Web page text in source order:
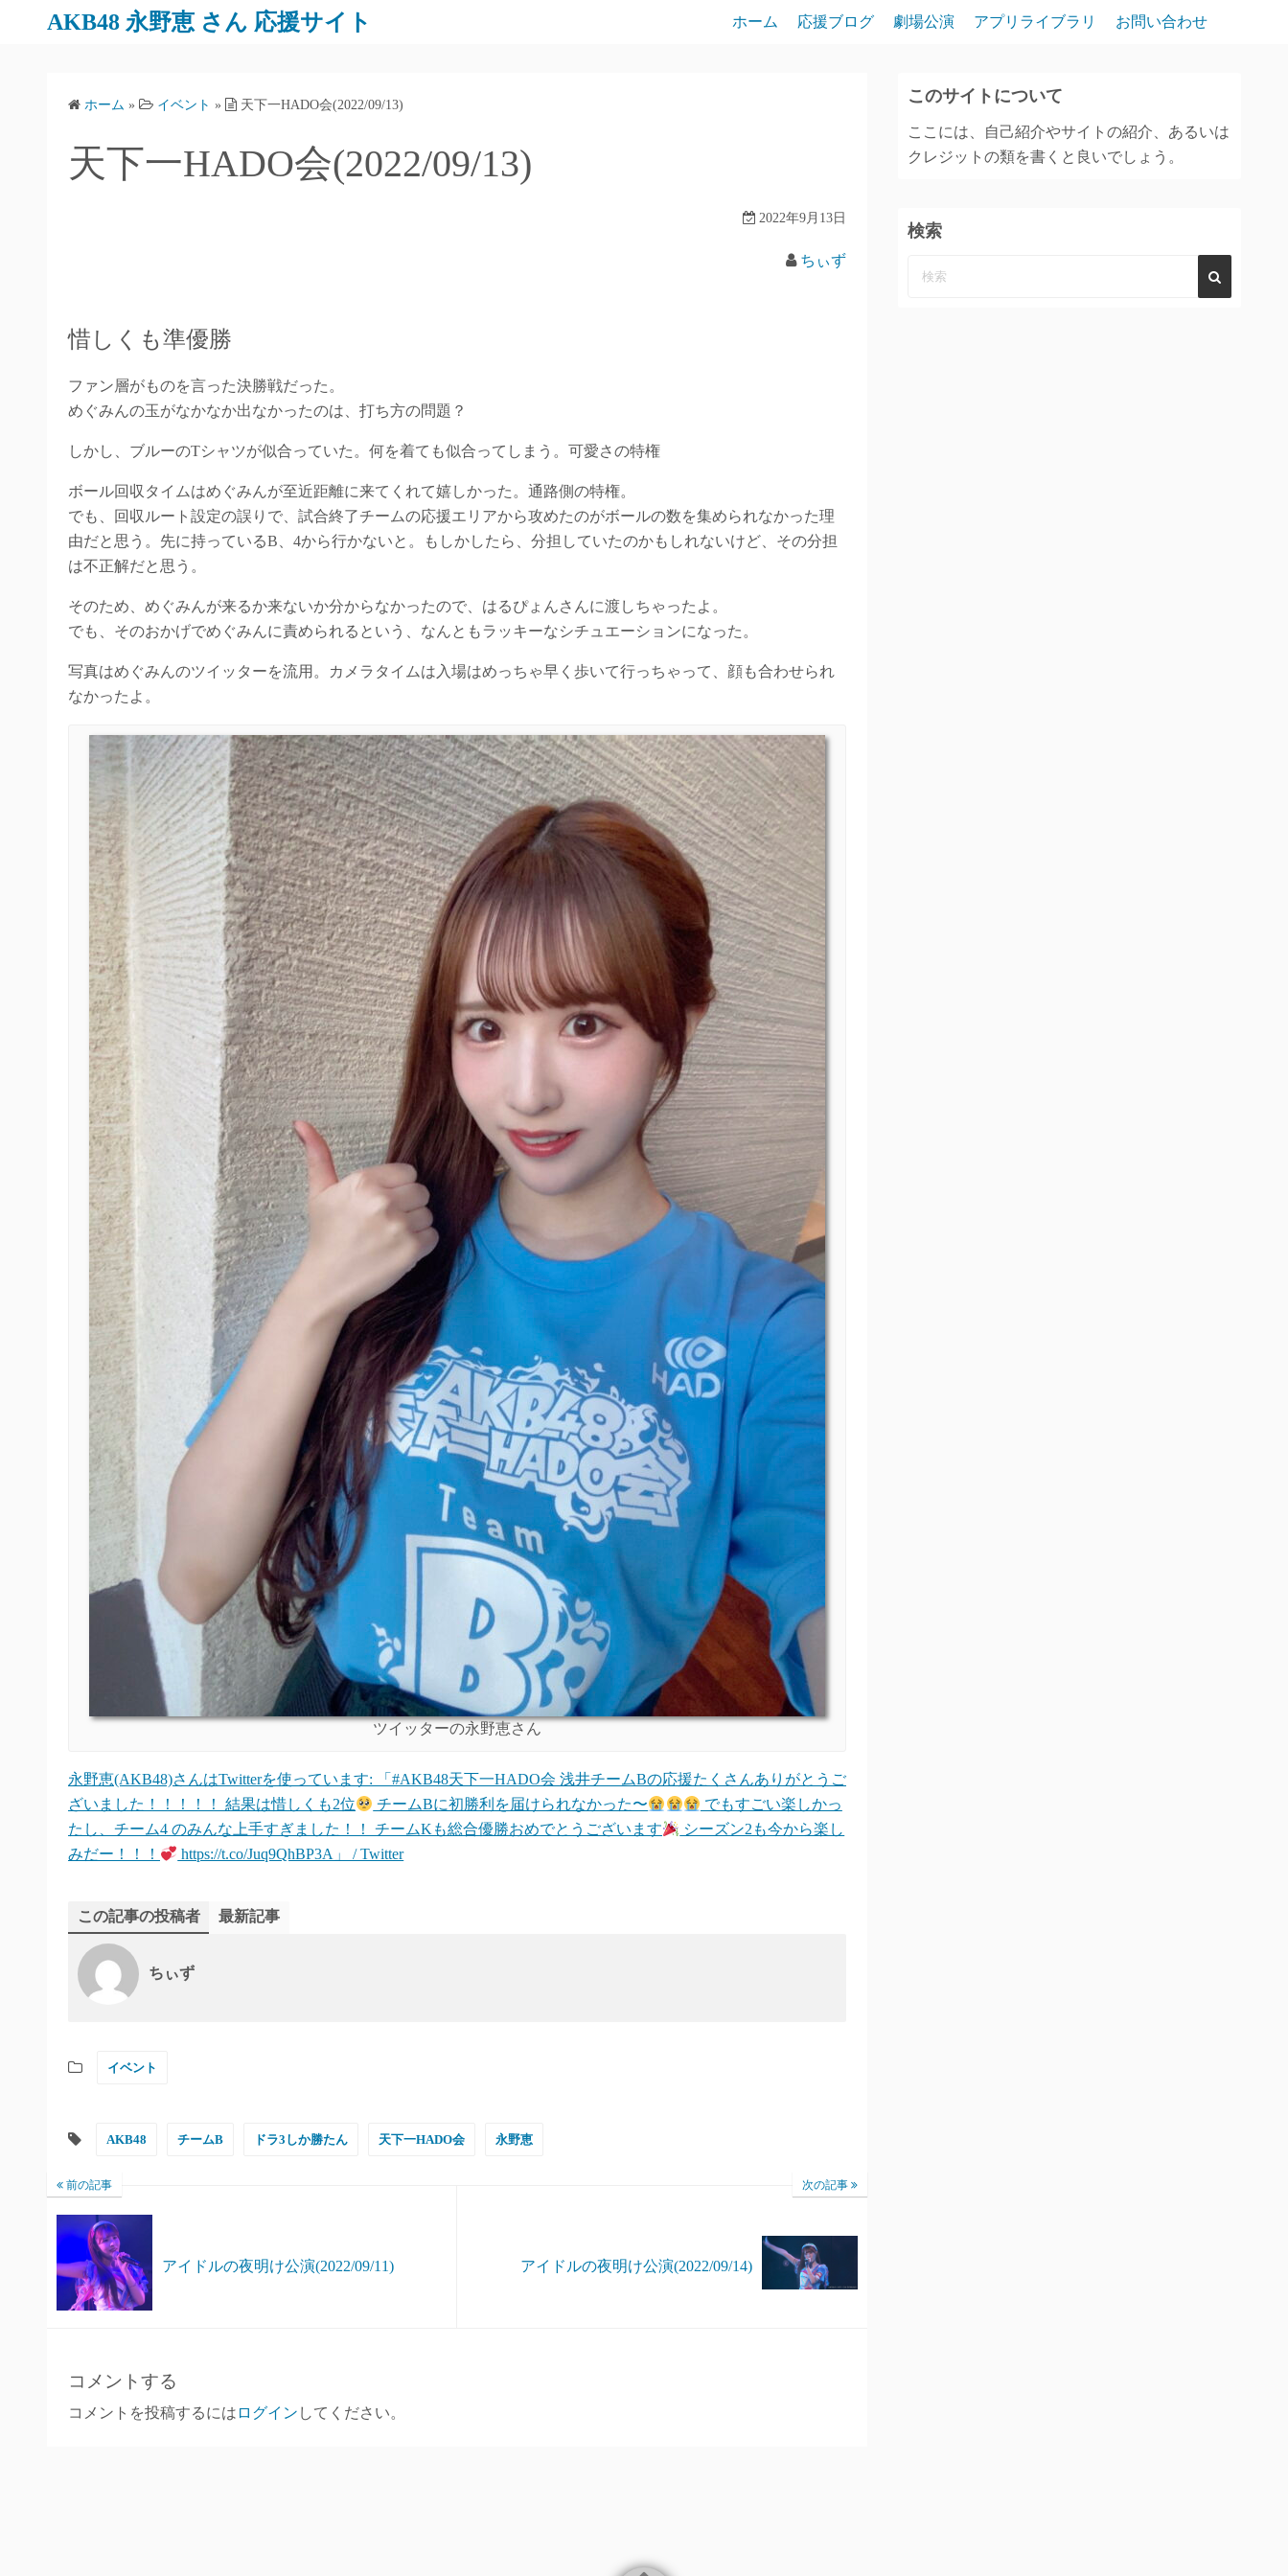
AKB48 永野恵 さん 応援サイト ホーム 応援ブログ 劇場公演 アプリライブラリ お問い合わせ
ホーム » イベント » 天下一HADO会(2022/09/13)
天下一HADO会(2022/09/13)
2022年9月13日
ちぃず
惜しくも準優勝
ファン層がものを言った決勝戦だった。
めぐみんの玉がなかなか出なかったのは、打ち方の問題？
しかし、ブルーのTシャツが似合っていた。何を着ても似合ってしまう。可愛さの特権
ボール回収タイムはめぐみんが至近距離に来てくれて嬉しかった。通路側の特権。
でも、回収ルート設定の誤りで、試合終了チームの応援エリアから攻めたのがボールの数を集められなかった理
由だと思う。先に持っているB、4から行かないと。もしかしたら、分担していたのかもしれないけど、その分担
は不正解だと思う。
そのため、めぐみんが来るか来ないか分からなかったので、はるぴょんさんに渡しちゃったよ。
でも、そのおかげでめぐみんに責められるという、なんともラッキーなシチュエーションになった。
写真はめぐみんのツイッターを流用。カメラタイムは入場はめっちゃ早く歩いて行っちゃって、顔も合わせられ
なかったよ。
ツイッターの永野恵さん
永野恵(AKB48)さんはTwitterを使っています: 「#AKB48天下一HADO会 浅井チームBの応援たくさんありがとうご
ざいました！！！！！ 結果は惜しくも2位
チームBに初勝利を届けられなかった〜
でもすごい楽しかっ
たし、チーム4 のみんな上手すぎました！！ チームKも総合優勝おめでとうございます
シーズン2も今から楽し
みだー！！！
https://t.co/Juq9QhBP3A」 / Twitter
この記事の投稿者 最新記事
ちぃず
イベント
AKB48 チームB ドラ3しか勝たん 天下一HADO会 永野恵
前の記事
アイドルの夜明け公演(2022/09/11)
次の記事
アイドルの夜明け公演(2022/09/14)
コメントする
コメントを投稿するには ログイン してください。
このサイトについて
ここには、自己紹介やサイトの紹介、あるいは
クレジットの類を書くと良いでしょう。
検索